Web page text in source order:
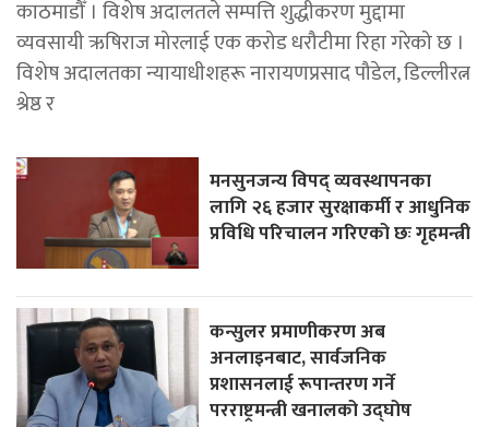
काठमाडौँ । विशेष अदालतले सम्पत्ति शुद्धीकरण मुद्दामा
व्यवसायी ऋषिराज मोरलाई एक करोड धरौटीमा रिहा गरेको छ ।
विशेष अदालतका न्यायाधीशहरू नारायणप्रसाद पौडेल, डिल्लीरत्न
श्रेष्ठ र
मनसुनजन्य विपद् व्यवस्थापनका
लागि २६ हजार सुरक्षाकर्मी र आधुनिक
प्रविधि परिचालन गरिएको छः गृहमन्त्री
कन्सुलर प्रमाणीकरण अब
अनलाइनबाट, सार्वजनिक
प्रशासनलाई रूपान्तरण गर्ने
परराष्ट्रमन्त्री खनालको उद्घोष